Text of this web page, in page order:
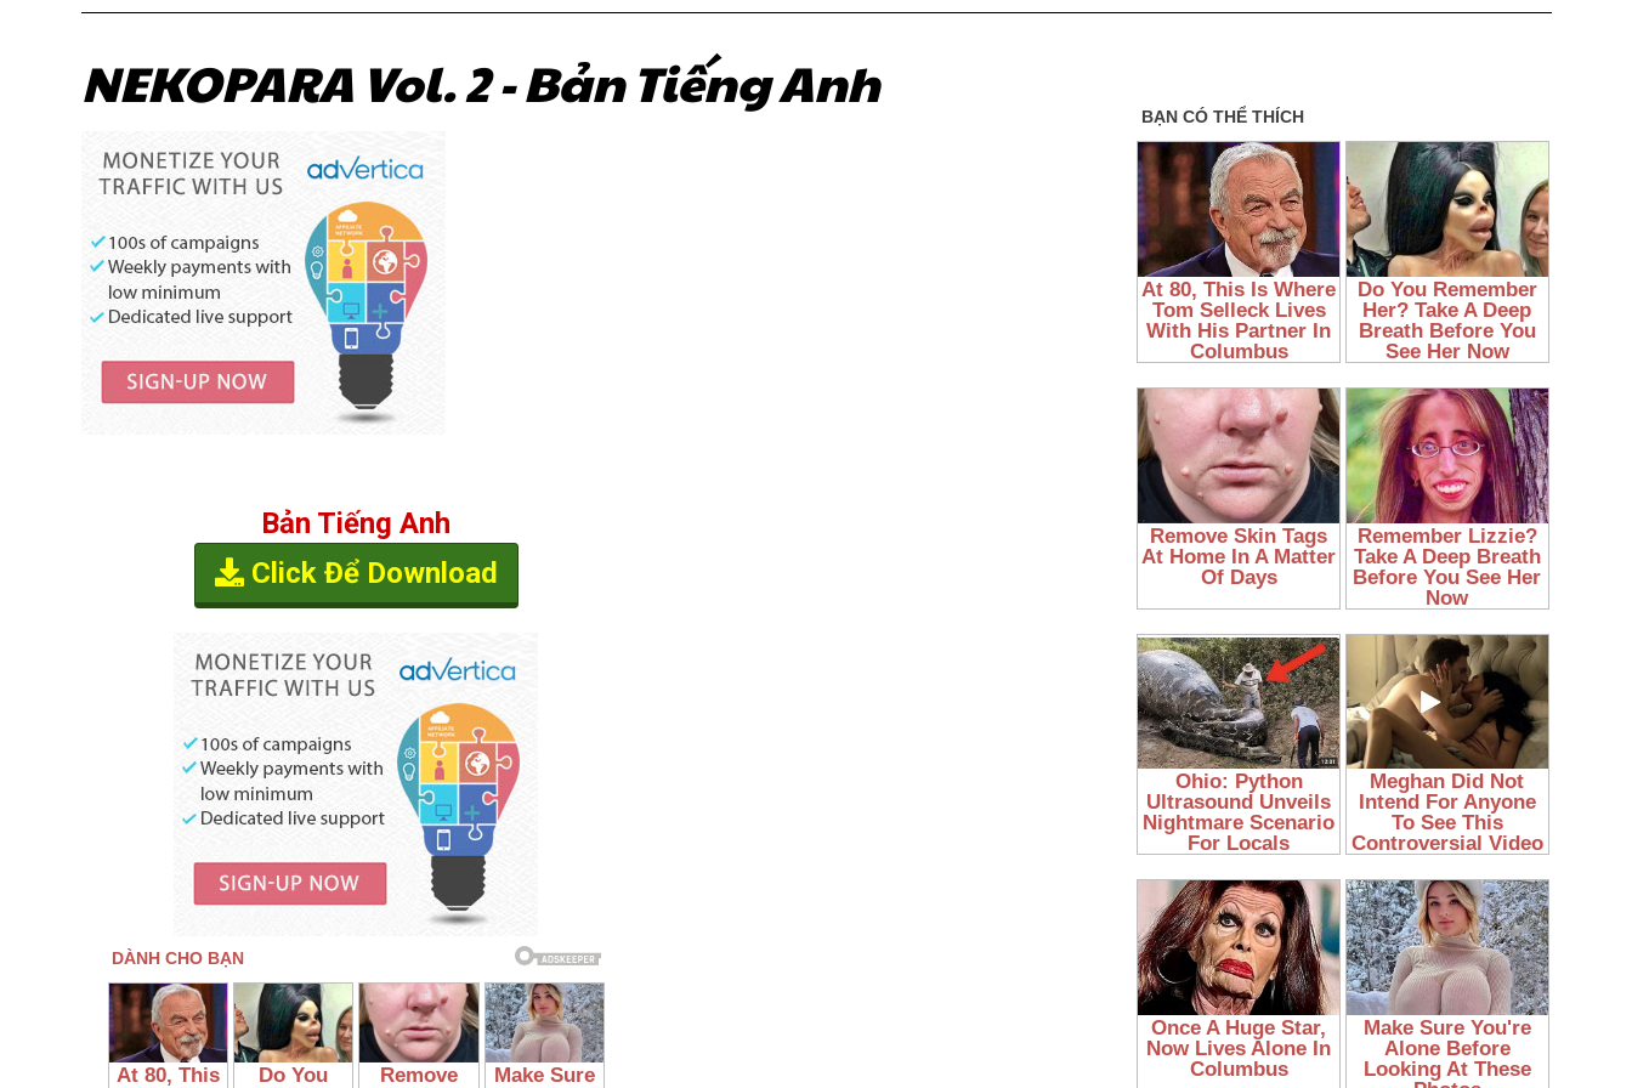
NEKOPARA Vol. 2 - Bản Tiếng Anh
Bản Tiếng Anh
Click Để Download